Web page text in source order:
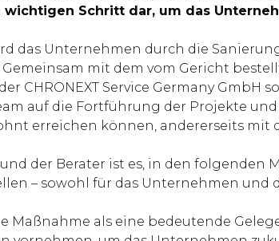
Schritt dar, um das
das Unternehmen durch die
mit dem vom Gericht
CHRONEXT Service Germany
auf die Fortführung der Projekte
erreichen können, andererseits mit
der Berater ist es, in den
– sowohl für das Unternehmen und
Maßnahme als eine bedeutende